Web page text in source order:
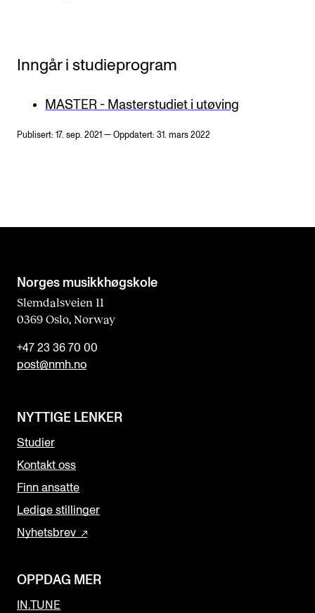
Inngår i studieprogram
MASTER - Masterstudiet i utøving
Publisert: 17. sep. 2021 — Oppdatert: 31. mars 2022
Norges musikk­høgskole
Slemdalsveien 11
0369 Oslo, Norway
+47 23 36 70 00
post@nmh.no
NYTTIGE LENKER
Studier
Kontakt oss
Finn ansatte
Ledige stillinger
Nyhetsbrev
OPPDAG MER
IN.TUNE